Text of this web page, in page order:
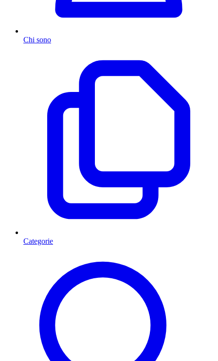
Chi sono
Categorie